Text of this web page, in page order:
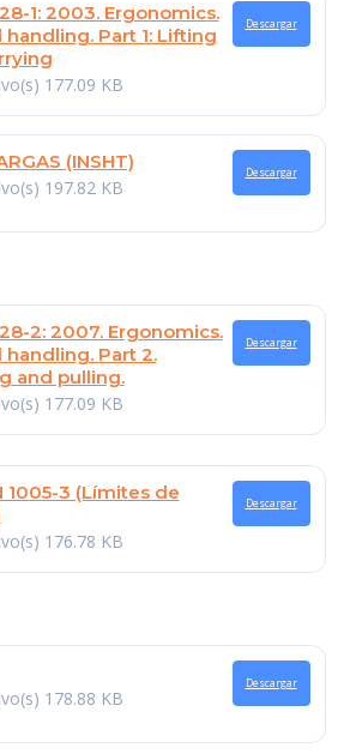
1: 2003. Ergonomics.
handling. Part 1: Lifting
177.09 KB
Descargar
(INSHT)
197.82 KB
Descargar
2: 2007. Ergonomics.
handling. Part 2.
and pulling.
177.09 KB
Descargar
1005-3 (Límites de
176.78 KB
Descargar
178.88 KB
Descargar